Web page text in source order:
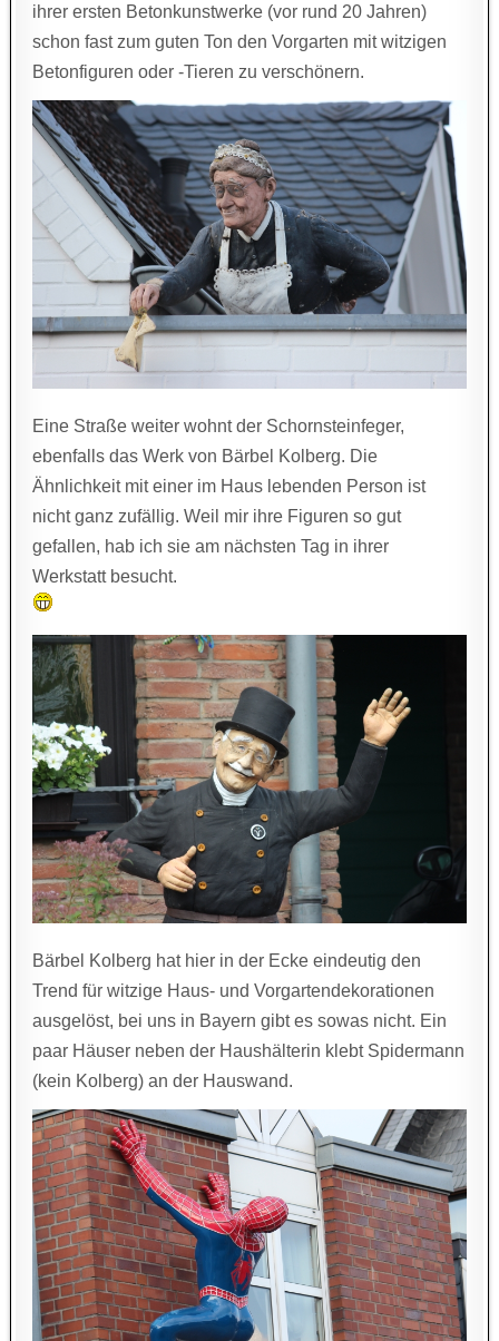
ihrer ersten Betonkunstwerke (vor rund 20 Jahren)
schon fast zum guten Ton den Vorgarten mit witzigen
Betonfiguren oder -Tieren zu verschönern.
Eine Straße weiter wohnt der Schornsteinfeger,
ebenfalls das Werk von Bärbel Kolberg. Die
Ähnlichkeit mit einer im Haus lebenden Person ist
nicht ganz zufällig. Weil mir ihre Figuren so gut
gefallen, hab ich sie am nächsten Tag in ihrer
Werkstatt besucht.
Bärbel Kolberg hat hier in der Ecke eindeutig den
Trend für witzige Haus- und Vorgartendekorationen
ausgelöst, bei uns in Bayern gibt es sowas nicht. Ein
paar Häuser neben der Haushälterin klebt Spidermann
(kein Kolberg) an der Hauswand.